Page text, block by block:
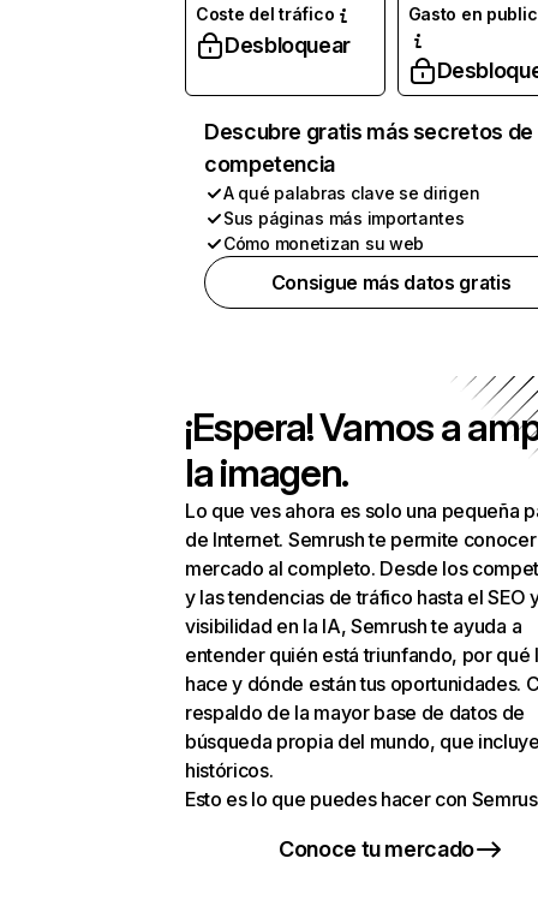
Coste del tráfico
Desbloquear
Gasto en
Descubre gratis más secretos de
competencia
A qué palabras clave se dirigen
Sus páginas más importantes
Cómo monetizan su web
Consigue más datos gratis
¡Espera! Vamos a
la imagen.
Lo que ves ahora es solo una pequeña
de Internet. Semrush te permite
mercado al completo. Desde los
y las tendencias de tráfico hasta el SEO
visibilidad en la IA, Semrush te ayuda a
entender quién está triunfando, por qué
hace y dónde están tus oportunidades.
respaldo de la mayor base de datos de
búsqueda propia del mundo, que
históricos.
Esto es lo que puedes hacer con
Conoce tu mercado